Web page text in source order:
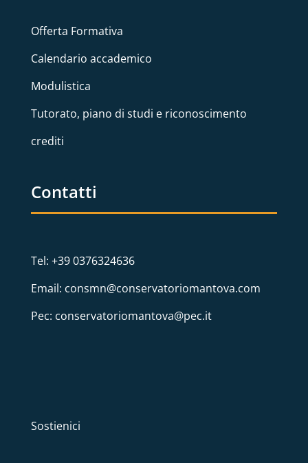
Offerta Formativa
Calendario accademico
Modulistica
Tutorato, piano di studi e riconoscimento
crediti
Contatti
Tel: +39 0376324636
Email: consmn@conservatoriomantova.com
Pec: conservatoriomantova@pec.it
Sostienici